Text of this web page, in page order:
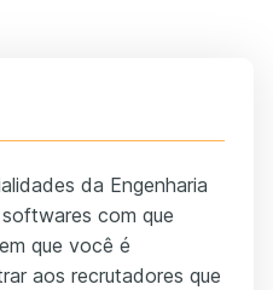
da Engenharia
com que
que você é
aos recrutadores que